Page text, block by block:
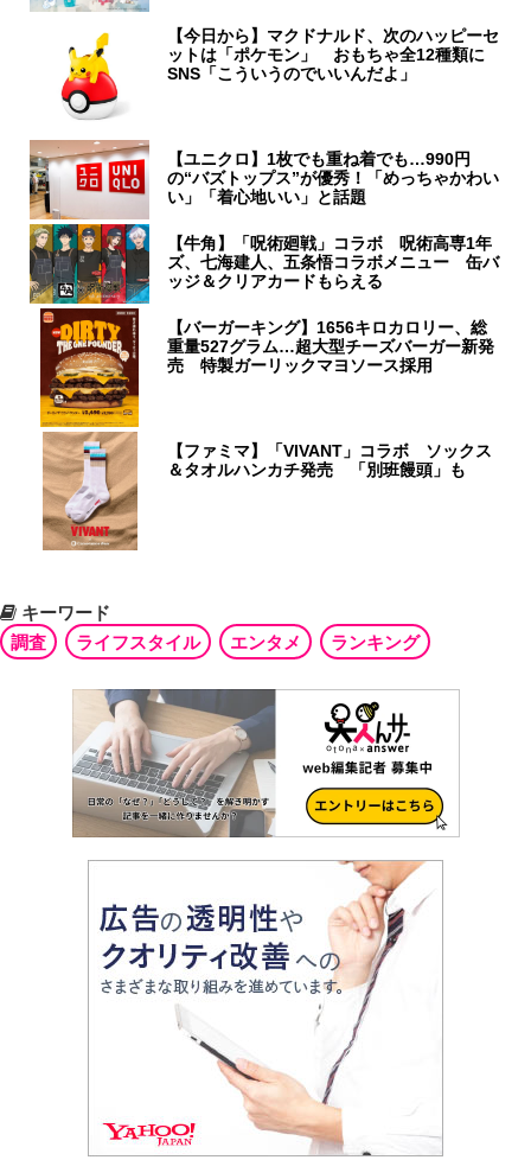
【今日から】マクドナルド、次のハッピーセ
ットは「ポケモン」 おもちゃ全12種類に
SNS「こういうのでいいんだよ」
【ユニクロ】1枚でも重ね着でも…990円
の“バズトップス”が優秀！「めっちゃかわい
い」「着心地いい」と話題
【牛角】「呪術廻戦」コラボ 呪術高専1年
ズ、七海建人、五条悟コラボメニュー 缶バ
ッジ＆クリアカードもらえる
【バーガーキング】1656キロカロリー、総
重量527グラム…超大型チーズバーガー新発
売 特製ガーリックマヨソース採用
【ファミマ】「VIVANT」コラボ ソックス
＆タオルハンカチ発売 「別班饅頭」も
キーワード
調査
ライフスタイル エンタメ ランキング